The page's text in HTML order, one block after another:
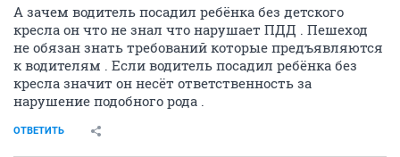
А зачем водитель посадил ребёнка без детского
кресла он что не знал что нарушает ПДД . Пешеход
не обязан знать требований которые предъявляются
к водителям . Если водитель посадил ребёнка без
кресла значит он несёт ответственность за
нарушение подобного рода .
ОТВЕТИТЬ